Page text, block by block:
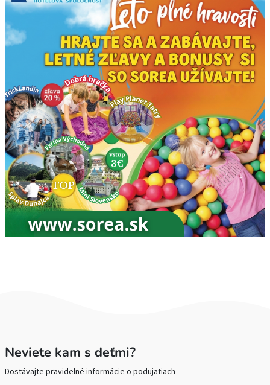
Neviete kam s deťmi?
Dostávajte pravidelné informácie o podujatiach